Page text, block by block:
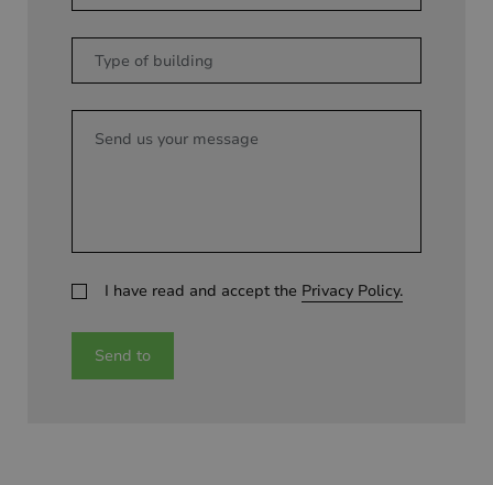
I have read and accept the Privacy Policy.
Send to